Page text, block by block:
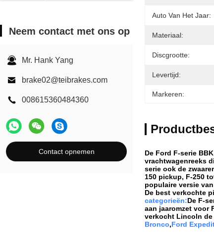
EPB-remklem
Neem contact met ons op
Mr. Hank Yang
brake02@teibrakes.com
008615360484360
Contact opnemen
Auto Van Het Jaar:
Materiaal:
Discgrootte:
Levertijd:
Markeren:
De Ford F-serie
vrachtwagenreeks
serie ook de
150 pickup, F-250
populaire versie
De best verkochte
categorieën:De F-
aan jaaromzet voor
verkocht Lincoln de
Bronco,Ford